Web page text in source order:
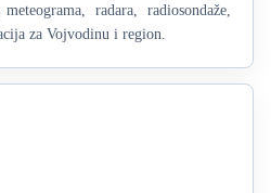
radara, radiosondaže,
za Vojvodinu i region.